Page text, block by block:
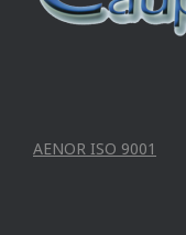
AENOR ISO 9001